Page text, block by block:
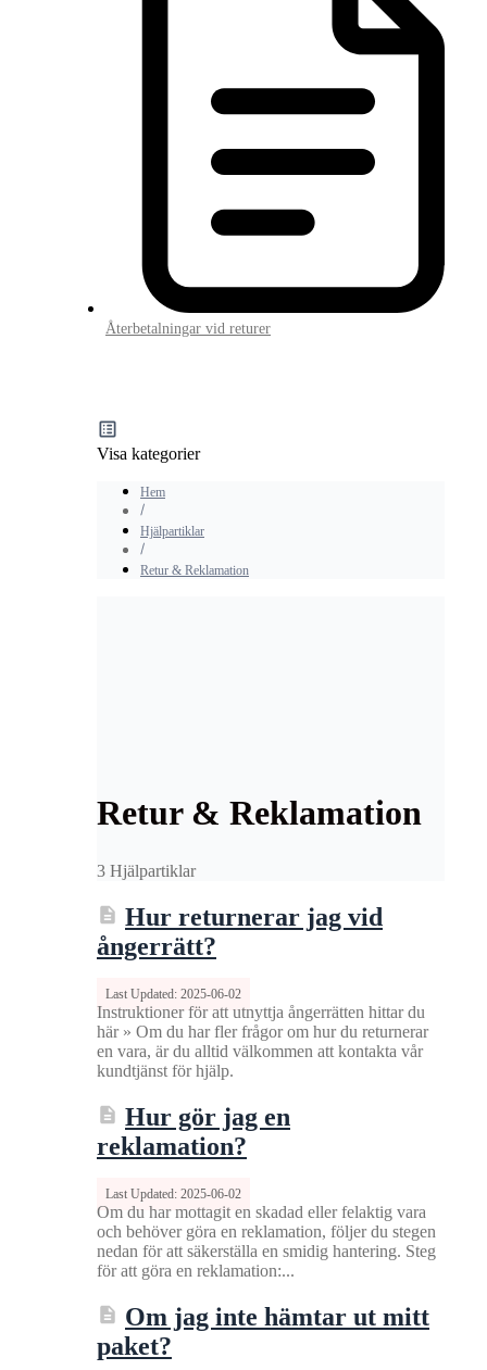
Återbetalningar vid returer
Visa kategorier
Hem
Hjälpartiklar
Retur & Reklamation
Retur & Reklamation
3 Hjälpartiklar
Hur returnerar jag vid
ångerrätt?
Last Updated: 2025-06-02
Instruktioner för att utnyttja ångerrätten hittar du
här » Om du har fler frågor om hur du returnerar
en vara, är du alltid välkommen att kontakta vår
kundtjänst för hjälp.
Hur gör jag en
reklamation?
Last Updated: 2025-06-02
Om du har mottagit en skadad eller felaktig vara
och behöver göra en reklamation, följer du stegen
nedan för att säkerställa en smidig hantering. Steg
för att göra en reklamation:...
Om jag inte hämtar ut mitt
paket?